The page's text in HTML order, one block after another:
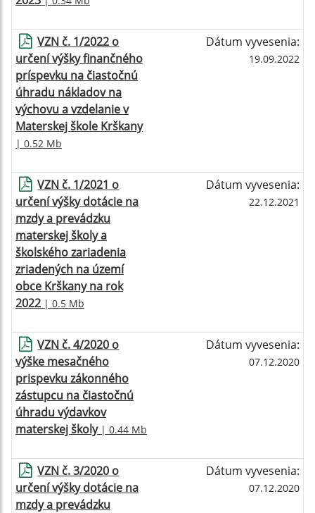
VZN č. 1/2022 o
určení výšky finančného
príspevku na čiastočnú
úhradu nákladov na
výchovu a vzdelanie v
Materskej škole Krškany
| 0.52 Mb
Dátum vyvesenia:
19.09.2022
VZN č. 1/2021 o
určení výšky dotácie na
mzdy a prevádzku
materskej školy a
školského zariadenia
zriadených na území
obce Krškany na rok
2022 | 0.5 Mb
Dátum vyvesenia:
22.12.2021
VZN č. 4/2020 o
výške mesačného
prispevku zákonného
zástupcu na čiastočnú
úhradu výdavkov
materskej školy| 0.44 Mb
Dátum vyvesenia:
07.12.2020
VZN č. 3/2020 o
určení výšky dotácie na
mzdy a prevádzku
Dátum vyvesenia:
07.12.2020